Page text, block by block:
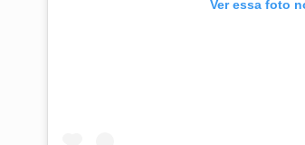
Ver essa foto